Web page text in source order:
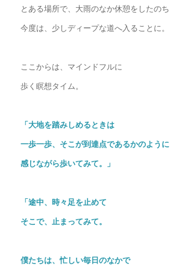
とある場所で、大雨のなか休憩をしたのち
今度は、少しディープな道へ入ることに。
ここからは、マインドフルに
歩く瞑想タイム。
「大地を踏みしめるときは
一歩一歩、そこが到達点であるかのように
感じながら歩いてみて。」
「途中、時々足を止めて
そこで、止まってみて。
僕たちは、忙しい毎日のなかで